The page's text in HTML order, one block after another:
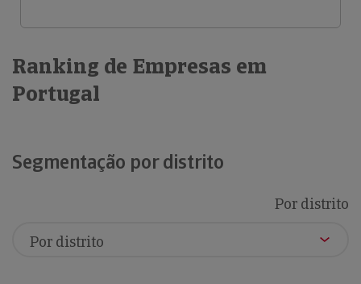
Ranking de Empresas em
Portugal
Segmentação por distrito
Por distrito